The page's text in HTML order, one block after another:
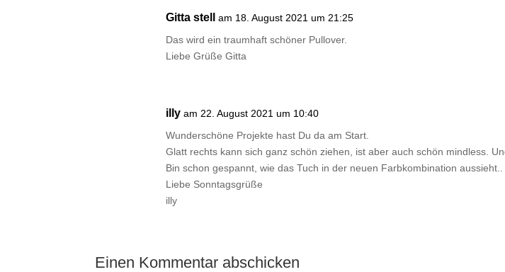
Gitta stell
am 18. August 2021 um 21:25
Das wird ein traumhaft schöner Pullover.
Liebe Grüße Gitta
illy am 22. August 2021 um 10:40
Wunderschöne Projekte hast Du da am Start.
Glatt rechts kann sich ganz schön ziehen, ist aber auch schön mindless.
Bin schon gespannt, wie das Tuch in der neuen Farbkombination aussieht..
Liebe Sonntagsgrüße
illy
Einen Kommentar abschicken